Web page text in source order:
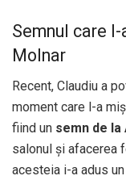
Semnul care
Molnar
Recent, Claudiu a
moment care l-a
fiind un semn de la
salonul și afacerea
acesteia i-a adus un